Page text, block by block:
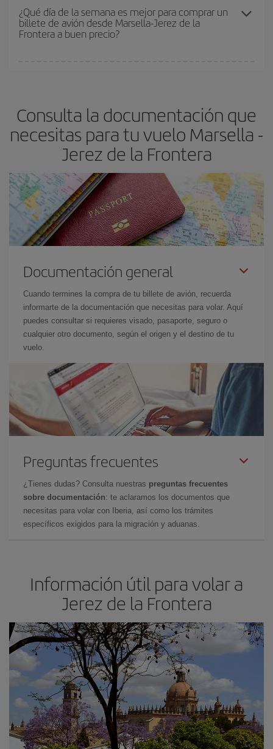
precio según tus necesidades de viaje. La tarifa básica, te
asegura el vuelo más barato.
¿Qué día de la semana es mejor para comprar un
billete de avión desde Marsella-Jerez de la
Frontera a buen precio?
avión más baratos te saldrán. Además, si buscas los vuelos con
las fechas y los horarios del viaje un poco abiertos, podráselegir
el precio más barato.
Consulta la documentación que
necesitas para tu vuelo Marsella -
Jerez de la Frontera
Documentación general
Cuando termines la compra de tu billete de avión, recuerda
informarte de la documentación que necesitas para volar. Aquí
puedes consultar si requieres visado, pasaporte, seguro o
cualquier otro documento, según el origen y el destino de tu
vuelo.
Preguntas frecuentes
¿Tienes dudas? Consulta nuestras preguntas frecuentes
sobre documentación: te aclaramos los documentos que
necesitas para volar con Iberia, así como los trámites
específicos exigidos para la migración y aduanas.
Información útil para volar a
Jerez de la Frontera